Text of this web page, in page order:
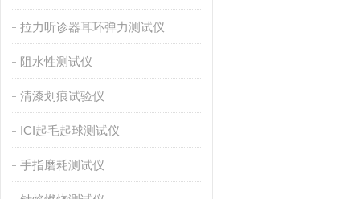
拉力听诊器耳环弹力测试仪
阻水性测试仪
清漆划痕试验仪
ICI起毛起球测试仪
手指磨耗测试仪